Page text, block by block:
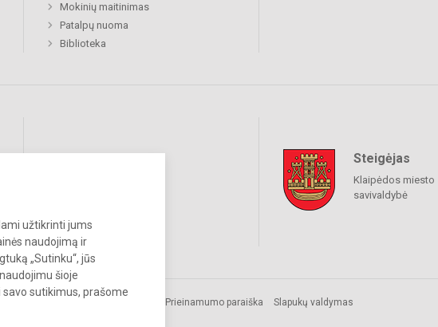
užtikrinti jums
naudojimą ir
„Sutinku“, jūs
šioje
sutikimus, prašome
Mokinių maitinimas
Patalpų nuoma
Biblioteka
Steigėjas
Klaipėdos miesto
savivaldybė
teisės saugomos.
griežtai
Prieinamumo paraiška Slapukų valdymas